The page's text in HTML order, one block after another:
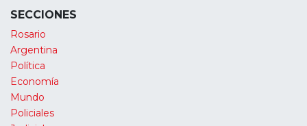
SECCIONES
Rosario
Argentina
Política
Economía
Mundo
Policiales